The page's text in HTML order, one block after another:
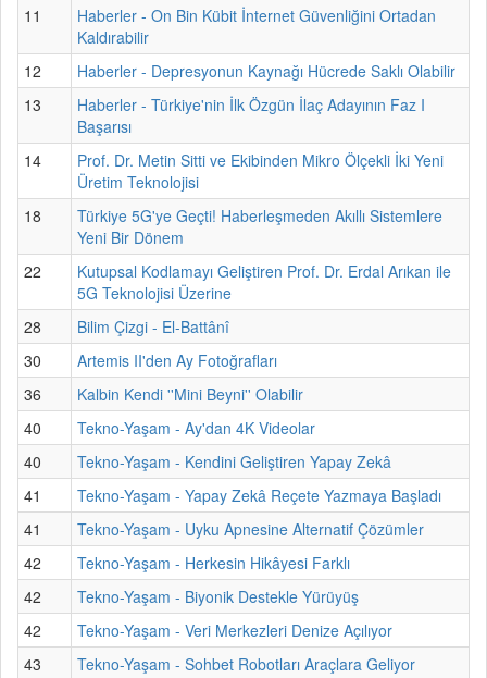
11
Haberler - On Bin Kübit İnternet Güvenliğini Ortadan
Kaldırabilir
12
Haberler - Depresyonun Kaynağı Hücrede Saklı Olabilir
13
Haberler - Türkiye'nin İlk Özgün İlaç Adayının Faz I
Başarısı
14
Prof. Dr. Metin Sitti ve Ekibinden Mikro Ölçekli İki Yeni
Üretim Teknolojisi
18
Türkiye 5G'ye Geçti! Haberleşmeden Akıllı Sistemlere
Yeni Bir Dönem
22
Kutupsal Kodlamayı Geliştiren Prof. Dr. Erdal Arıkan ile
5G Teknolojisi Üzerine
28
Bilim Çizgi - El-Battânî
30
Artemis II'den Ay Fotoğrafları
36
Kalbin Kendi ''Mini Beyni'' Olabilir
40
Tekno-Yaşam - Ay'dan 4K Videolar
40
Tekno-Yaşam - Kendini Geliştiren Yapay Zekâ
41
Tekno-Yaşam - Yapay Zekâ Reçete Yazmaya Başladı
41
Tekno-Yaşam - Uyku Apnesine Alternatif Çözümler
42
Tekno-Yaşam - Herkesin Hikâyesi Farklı
42
Tekno-Yaşam - Biyonik Destekle Yürüyüş
42
Tekno-Yaşam - Veri Merkezleri Denize Açılıyor
43
Tekno-Yaşam - Sohbet Robotları Araçlara Geliyor